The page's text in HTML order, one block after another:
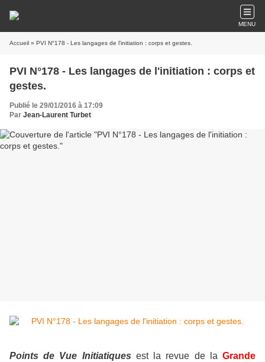
MENU
Accueil » PVI N°178 - Les langages de l'initiation : corps et gestes.
PVI N°178 - Les langages de l'initiation : corps et
gestes.
Publié le 29/01/2016 à 17:09
Par Jean-Laurent Turbet
Points de Vue Initiatiques est la revue de laGrande